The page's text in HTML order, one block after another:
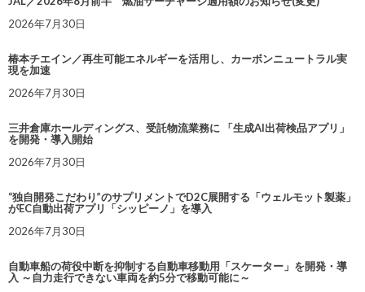
2026年7月30日
椿本チエイン／再生可能エネルギーを活用し、カーボンニュートラル実
現を加速
2026年7月30日
三井倉庫ホールディングス、受託物流業務に 「生成AI出荷検品アプリ」
を開発・導入開始
2026年7月30日
“独自開発こだわり”のサプリメントでD2C展開する「ウェルモット製薬」
がEC自動出荷アプリ「シッピーノ」を導入
2026年7月30日
自動車船の荷役中断を抑制する自動車移動用「スケーター」を開発・導
入 ～自力走行できない車両を約5分で移動可能に～